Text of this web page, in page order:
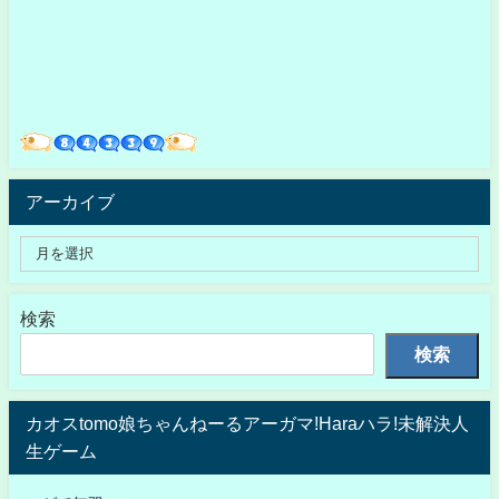
アーカイブ
検索
検索
カオスtomo娘ちゃんねーるアーガマ!Haraハラ!未解決人
生ゲーム